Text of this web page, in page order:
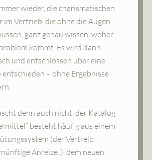
wieder, die charismatischen
im Vertrieb, die ohne die Augen
ganz genau wissen, woher
kommt. Es wird dann
und entschlossen über eine
– ohne Ergebnisse
denn auch nicht, der Katalog
besteht häufig aus einem
(der Vertreib
Anreize..), dem neuen